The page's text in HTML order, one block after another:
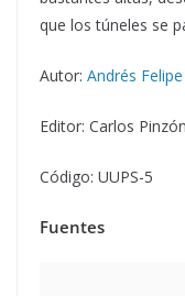
que los túneles se
Autor: Andrés
Editor: Carlos Pinzón
Código: UUPS-5
Fuentes